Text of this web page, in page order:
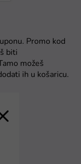
Promo kod
biti
možeš
ih u košaricu.